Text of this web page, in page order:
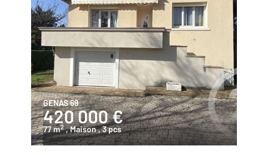
GENAS 69
420 000 €
77 m2 , Maison, 3 pcs